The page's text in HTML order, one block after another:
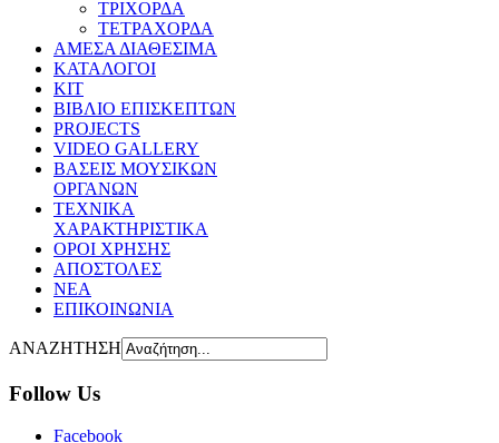
ΤΡΙΧΟΡΔΑ
ΤΕΤΡΑΧΟΡΔΑ
ΑΜΕΣΑ ΔΙΑΘΕΣΙΜΑ
ΚΑΤΑΛΟΓΟΙ
ΚΙΤ
ΒΙΒΛΙΟ ΕΠΙΣΚΕΠΤΩΝ
PROJECTS
VIDEO GALLERY
ΒΑΣΕΙΣ ΜΟΥΣΙΚΩΝ
ΟΡΓΑΝΩΝ
ΤΕΧΝΙΚΑ
ΧΑΡΑΚΤΗΡΙΣΤΙΚΑ
ΟΡΟΙ ΧΡΗΣΗΣ
AΠOΣΤΟΛΕΣ
ΝΕΑ
ΕΠΙΚΟΙΝΩΝΙΑ
ΑΝΑΖΗΤΗΣΗ
Follow Us
Facebook